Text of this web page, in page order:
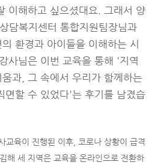
이해하고 싶으셨대요. 그래서 양
담복지센터 통합지원팀장님과
환경과 아이들을 이해하는 시
사님은 이번 교육을 통해 '지역
과, 그 속에서 우리가 함께하는
면할 수 있었다'는 후기를 남겼습
교육이 진행된 이후, 코로나 상황이 급격
해 세 지역은 교육을 온라인으로 전환하